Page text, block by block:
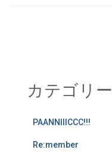
カテゴリー
PAANNIIICCC!!!
Re:member